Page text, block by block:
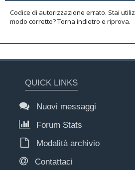
Codice di autorizzazione errato. Stai
modo corretto? Torna indietro e riprova.
QUICK LINKS
Nuovi messaggi
Forum Stats
Modalità archivio
Contattaci